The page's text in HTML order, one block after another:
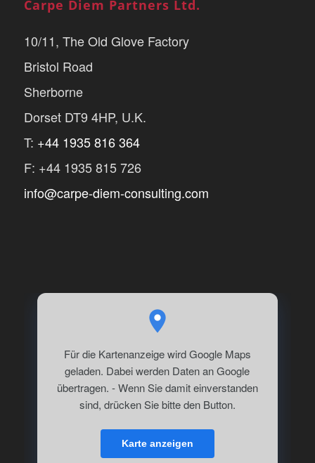
Carpe Diem Partners Ltd.
10/11, The Old Glove Factory
Bristol Road
Sherborne
Dorset DT9 4HP, U.K.
T: +44 1935 816 364
F: +44 1935 815 726
info@carpe-diem-consulting.com
Für die Kartenanzeige wird Google Maps
geladen. Dabei werden Daten an Google
übertragen. - Wenn Sie damit einverstanden
sind, drücken Sie bitte den Button.
Karte anzeigen